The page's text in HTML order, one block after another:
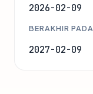
2026-02-09
BERAKHIR PADA
2027-02-09